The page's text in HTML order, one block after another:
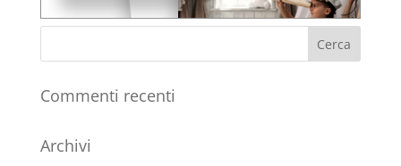
Commenti recenti
Archivi